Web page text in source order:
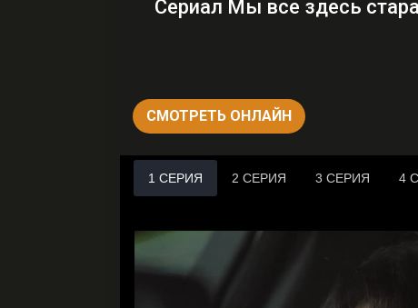
Сериал Мы все здесь
СМОТРЕТЬ ОНЛАЙН